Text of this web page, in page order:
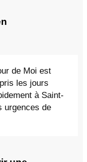
de Moi est
les jours
à Saint-
urgences de